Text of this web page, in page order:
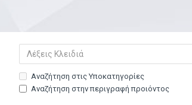
Αναζήτηση στις Υποκατηγορίες
Αναζήτηση στην περιγραφή προιόντος